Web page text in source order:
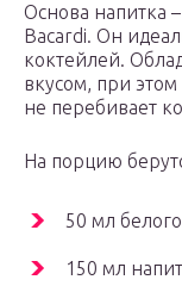
Основа напитка
Bacardi. Он
коктейлей.
вкусом, при этом
не перебивает
На порцию
50 мл
150 мл